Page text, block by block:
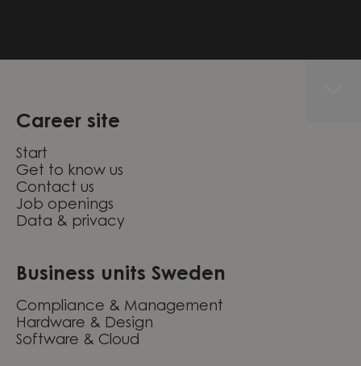
Career site
Start
Get to know us
Contact us
Job openings
Data & privacy
Business units Sweden
Compliance & Management
Hardware & Design
Software & Cloud